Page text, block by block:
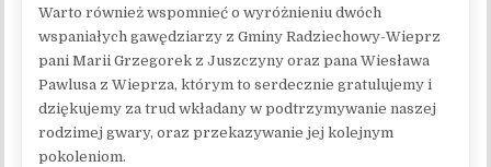
Warto również wspomnieć o wyróżnieniu dwóch
wspaniałych gawędziarzy z Gminy Radziechowy-Wieprz
pani Marii Grzegorek z Juszczyny oraz pana Wiesława
Pawlusa z Wieprza, którym to serdecznie gratulujemy i
dziękujemy za trud wkładany w podtrzymywanie naszej
rodzimej gwary, oraz przekazywanie jej kolejnym
pokoleniom.